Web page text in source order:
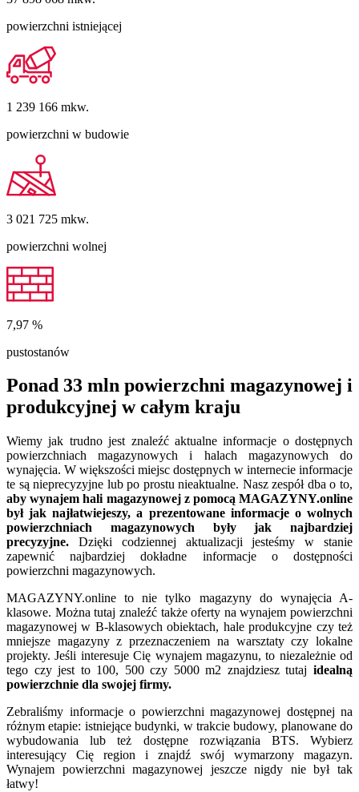
powierzchni istniejącej
1 239 166 mkw.
powierzchni w budowie
3 021 725 mkw.
powierzchni wolnej
7,97 %
pustostanów
Ponad 33 mln powierzchni magazynowej i
produkcyjnej w całym kraju
Wiemy jak trudno jest znaleźć aktualne informacje o dostępnych
powierzchniach magazynowych i halach magazynowych do
wynajęcia. W większości miejsc dostępnych w internecie informacje
te są nieprecyzyjne lub po prostu nieaktualne. Nasz zespół dba o to,
aby wynajem hali magazynowej z pomocą MAGAZYNY.online
był jak najłatwiejeszy, a prezentowane informacje o wolnych
powierzchniach magazynowych były jak najbardziej
precyzyjne. Dzięki codziennej aktualizacji jesteśmy w stanie
zapewnić najbardziej dokładne informacje o dostępności
powierzchni magazynowych.
MAGAZYNY.online to nie tylko magazyny do wynajęcia A-
klasowe. Można tutaj znaleźć także oferty na wynajem powierzchni
magazynowej w B-klasowych obiektach, hale produkcyjne czy też
mniejsze magazyny z przeznaczeniem na warsztaty czy lokalne
projekty. Jeśli interesuje Cię wynajem magazynu, to niezależnie od
tego czy jest to 100, 500 czy 5000 m2 znajdziesz tutaj idealną
powierzchnie dla swojej firmy.
Zebraliśmy informacje o powierzchni magazynowej dostępnej na
różnym etapie: istniejące budynki, w trakcie budowy, planowane do
wybudowania lub też dostępne rozwiązania BTS. Wybierz
interesujący Cię region i znajdź swój wymarzony magazyn.
Wynajem powierzchni magazynowej jeszcze nigdy nie był tak
łatwy!